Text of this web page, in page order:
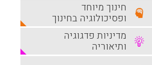
חינוך מיוחד
ופסיכולוגיה בחינוך
מדיניות פדגוגיה
ותיאוריה